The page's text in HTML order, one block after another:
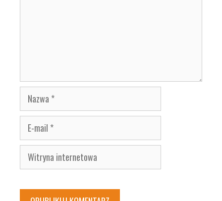
Nazwa
E-
mail
Witryna
internetowa